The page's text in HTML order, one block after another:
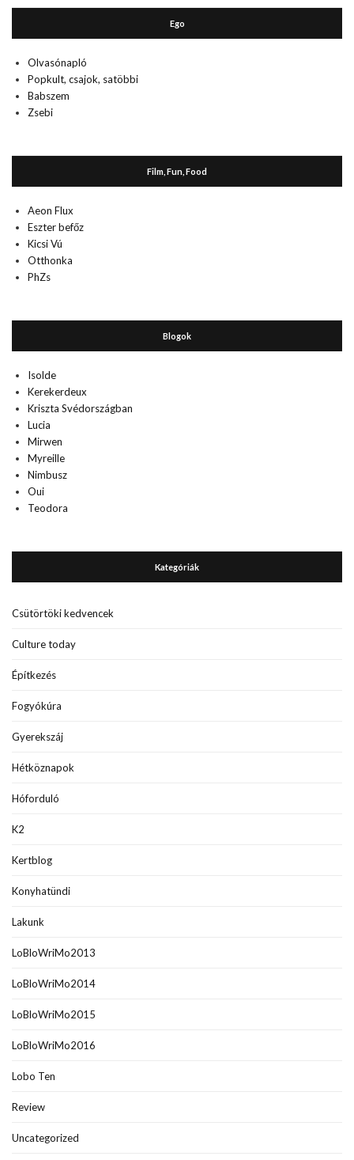
Ego
Olvasónapló
Popkult, csajok, satöbbi
Babszem
Zsebi
Film, Fun, Food
Aeon Flux
Eszter befőz
Kicsi Vú
Otthonka
PhZs
Blogok
Isolde
Kerekerdeux
Kriszta Svédországban
Lucia
Mirwen
Myreille
Nimbusz
Oui
Teodora
Kategóriák
Csütörtöki kedvencek
Culture today
Építkezés
Fogyókúra
Gyerekszáj
Hétköznapok
Hóforduló
K2
Kertblog
Konyhatündi
Lakunk
LoBloWriMo2013
LoBloWriMo2014
LoBloWriMo2015
LoBloWriMo2016
Lobo Ten
Review
Uncategorized